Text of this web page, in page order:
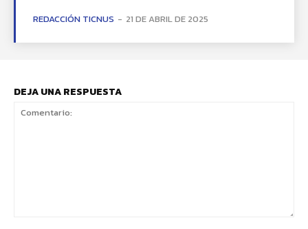
REDACCIÓN TICNUS - 21 DE ABRIL DE 2025
DEJA UNA RESPUESTA